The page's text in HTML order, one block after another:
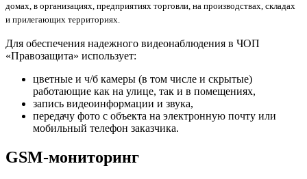
домах, в организациях, предприятиях торговли, на производствах, складах
и прилегающих территориях.
Для обеспечения надежного видеонаблюдения в ЧОП
«Правозащита» использует:
цветные и ч/б камеры (в том числе и скрытые)
работающие как на улице, так и в помещениях,
запись видеоинформации и звука,
передачу фото с объекта на электронную почту или
мобильный телефон заказчика.
GSM-мониторинг